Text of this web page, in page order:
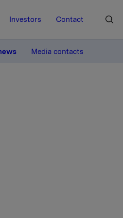
Investors Contact
Media contacts